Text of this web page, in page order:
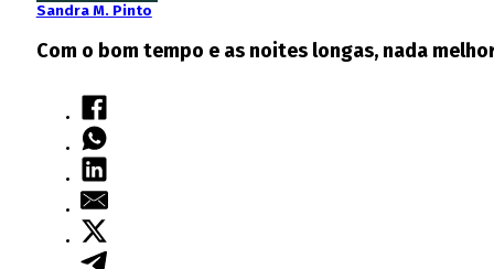
Sandra M. Pinto
Com o bom tempo e as noites longas, nada